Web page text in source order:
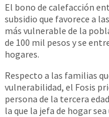
El bono de calefacción
subsidio que favorece a
más vulnerable de la
de 100 mil pesos y se
hogares.
Respecto a las familias
vulnerabilidad, el Fosis
persona de la tercera
la que la jefa de hogar sea